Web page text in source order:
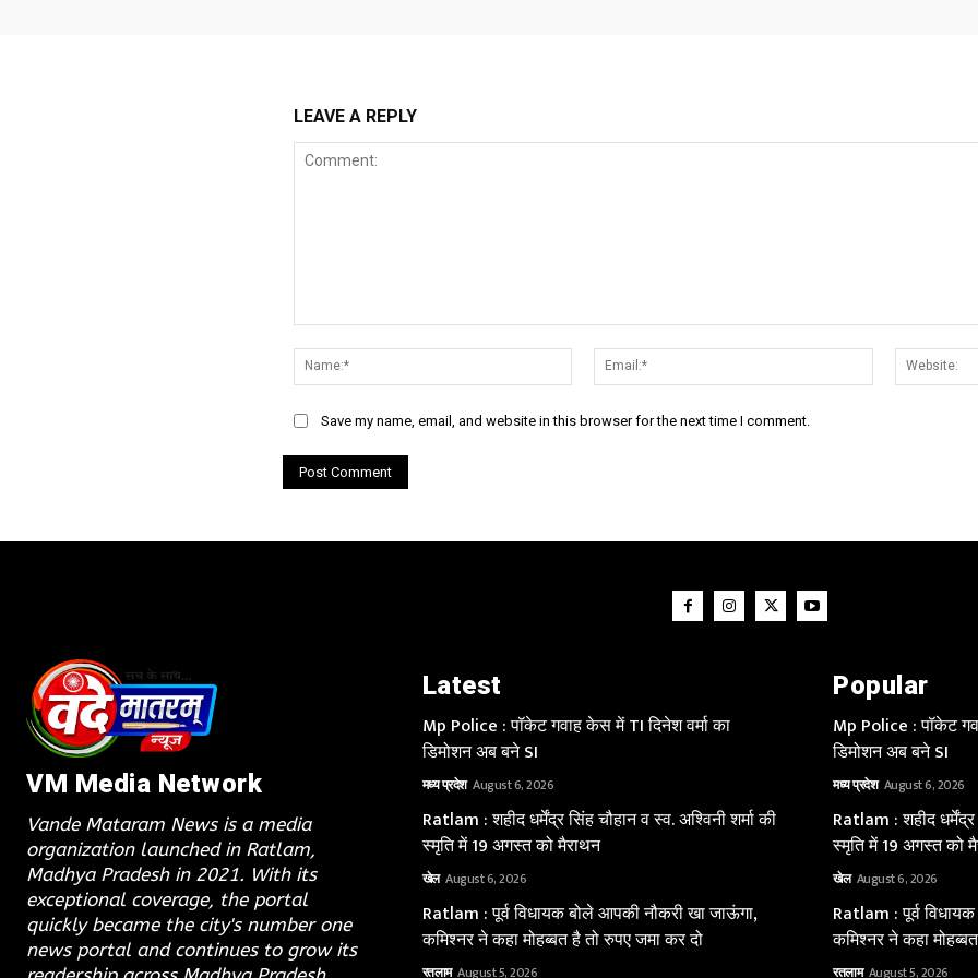
LEAVE A REPLY
Name:*
Email:*
Save my name, email, and website in this browser for the next time I comment.
VM Media Network
Vande Mataram News is a media
organization launched in Ratlam,
Madhya Pradesh in 2021. With its
exceptional coverage, the portal
quickly became the city's number one
news portal and continues to grow its
Latest
Mp Police : पॉकेट गवाह केस में TI दिनेश वर्मा का
डिमोशन अब बने SI
मध्य प्रदेश August 6, 2026
Ratlam : शहीद धर्मेंद्र सिंह चौहान व स्व. अश्विनी शर्मा की
स्मृति में 19 अगस्त को मैराथन
खेल August 6, 2026
Ratlam : पूर्व विधायक बोले आपकी नौकरी खा जाऊंगा,
कमिश्नर ने कहा मोहब्बत है तो रुपए जमा कर दो
रतलाम August 5, 2026
Popular
Mp Police : पॉकेट
डिमोशन अब बने SI
मध्य प्रदेश August 6, 2026
Ratlam : शहीद धर्मेंद्र
स्मृति में 19 अगस्त को
खेल August 6, 2026
Ratlam : पूर्व
कमिश्नर ने कहा
रतलाम August 5, 2026